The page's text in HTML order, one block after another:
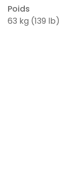
Poids
63 kg (139 lb)